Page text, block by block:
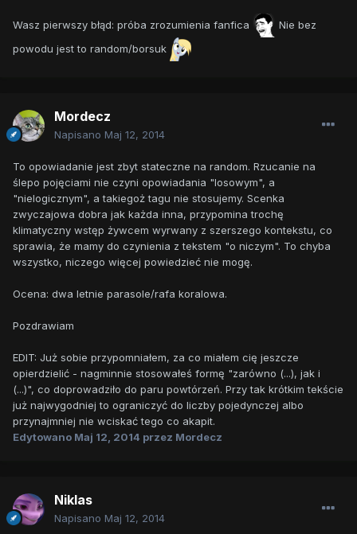
Wasz pierwszy błąd: próba zrozumienia fanfica
Nie bez
powodu jest to random/borsuk
Mordecz
Napisano Maj 12, 2014
To opowiadanie jest zbyt stateczne na random. Rzucanie na
ślepo pojęciami nie czyni opowiadania "losowym", a
"nielogicznym", a takiegoż tagu nie stosujemy. Scenka
zwyczajowa dobra jak każda inna, przypomina trochę
klimatyczny wstęp żywcem wyrwany z szerszego kontekstu, co
sprawia, że mamy do czynienia z tekstem "o niczym". To chyba
wszystko, niczego więcej powiedzieć nie mogę.
Ocena: dwa letnie parasole/rafa koralowa.
Pozdrawiam
EDIT: Już sobie przypomniałem, za co miałem cię jeszcze
opierdzielić - nagminnie stosowałeś formę "zarówno (...), jak i
(...)", co doprowadziło do paru powtórzeń. Przy tak krótkim tekście
już najwygodniej to ograniczyć do liczby pojedynczej albo
przynajmniej nie wciskać tego co akapit.
Edytowano Maj 12, 2014 przez Mordecz
Niklas
Napisano Maj 12, 2014